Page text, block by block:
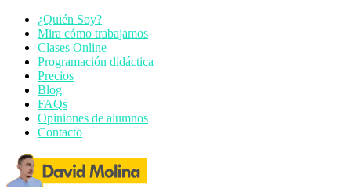
¿Quién Soy?
Mira cómo trabajamos
Clases Online
Programación didáctica
Precios
Blog
FAQs
Opiniones de alumnos
Contacto